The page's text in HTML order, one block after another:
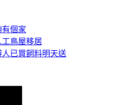
個家
鳥屋移居
已買飼料明天送